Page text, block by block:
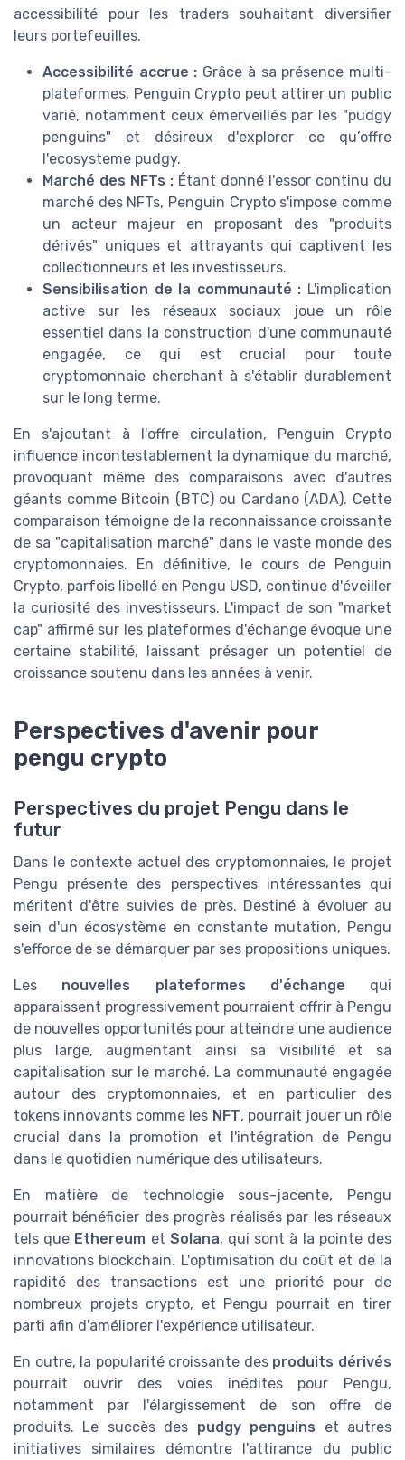
accessibilité pour les traders souhaitant diversifier
leurs portefeuilles.
Accessibilité accrue : Grâce à sa présence multi-
plateformes, Penguin Crypto peut attirer un public
varié, notamment ceux émerveillés par les "pudgy
penguins" et désireux d'explorer ce qu’offre
l'ecosysteme pudgy.
Marché des NFTs : Étant donné l'essor continu du
marché des NFTs, Penguin Crypto s'impose comme
un acteur majeur en proposant des "produits
dérivés" uniques et attrayants qui captivent les
collectionneurs et les investisseurs.
Sensibilisation de la communauté : L'implication
active sur les réseaux sociaux joue un rôle
essentiel dans la construction d'une communauté
engagée, ce qui est crucial pour toute
cryptomonnaie cherchant à s'établir durablement
sur le long terme.
En s'ajoutant à l'offre circulation, Penguin Crypto
influence incontestablement la dynamique du marché,
provoquant même des comparaisons avec d'autres
géants comme Bitcoin (BTC) ou Cardano (ADA). Cette
comparaison témoigne de la reconnaissance croissante
de sa "capitalisation marché" dans le vaste monde des
cryptomonnaies. En définitive, le cours de Penguin
Crypto, parfois libellé en Pengu USD, continue d'éveiller
la curiosité des investisseurs. L'impact de son "market
cap" affirmé sur les plateformes d'échange évoque une
certaine stabilité, laissant présager un potentiel de
croissance soutenu dans les années à venir.
Perspectives d'avenir pour
pengu crypto
Perspectives du projet Pengu dans le
futur
Dans le contexte actuel des cryptomonnaies, le projet
Pengu présente des perspectives intéressantes qui
méritent d'être suivies de près. Destiné à évoluer au
sein d'un écosystème en constante mutation, Pengu
s'efforce de se démarquer par ses propositions uniques.
Les nouvelles plateformes d'échange qui
apparaissent progressivement pourraient offrir à Pengu
de nouvelles opportunités pour atteindre une audience
plus large, augmentant ainsi sa visibilité et sa
capitalisation sur le marché. La communauté engagée
autour des cryptomonnaies, et en particulier des
tokens innovants comme les NFT, pourrait jouer un rôle
crucial dans la promotion et l'intégration de Pengu
dans le quotidien numérique des utilisateurs.
En matière de technologie sous-jacente, Pengu
pourrait bénéficier des progrès réalisés par les réseaux
tels que Ethereum et Solana, qui sont à la pointe des
innovations blockchain. L'optimisation du coût et de la
rapidité des transactions est une priorité pour de
nombreux projets crypto, et Pengu pourrait en tirer
parti afin d'améliorer l'expérience utilisateur.
En outre, la popularité croissante des produits dérivés
pourrait ouvrir des voies inédites pour Pengu,
notamment par l'élargissement de son offre de
produits. Le succès des pudgy penguins et autres
initiatives similaires démontre l'attirance du public